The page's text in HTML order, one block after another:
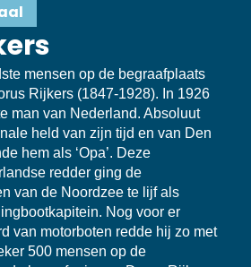
mensen op de begraafplaats
Rijkers (1847-1928). In 1926
man van Nederland. Absoluut
held van zijn tijd en van Den
hem als ‘Opa’. Deze
redder ging de
van de Noordzee te lijf als
Nog voor er
van motorboten redde hij zo met
500 mensen op de